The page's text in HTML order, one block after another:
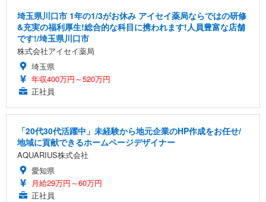
埼玉県川口市 1年の1/3がお休み アイセイ薬局ならではの研修
&充実の福利厚生!総合的な科目に携われます!人員豊富な店舗
です!/埼玉県川口市
株式会社アイセイ薬局
埼玉県
年収400万円～520万円
正社員
「20代30代活躍中」未経験から地元企業のHP作成をお任せ/
地域に貢献できるホームページデザイナー
AQUARIUS株式会社
愛知県
月給29万円～60万円
正社員